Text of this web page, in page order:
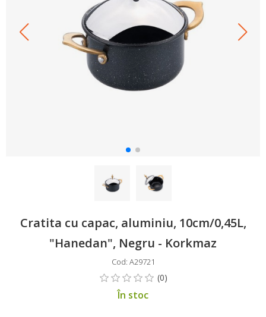
Cratita cu capac, aluminiu, 10cm/0,45L,
"Hanedan", Negru - Korkmaz
Cod: A29721
În stoc